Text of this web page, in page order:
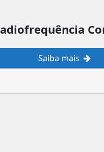
Saiba mais